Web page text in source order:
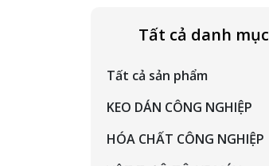
Tất cả danh mục
Tất cả sản phẩm
KEO DÁN CÔNG NGHIỆP
HÓA CHẤT CÔNG NGHIỆP